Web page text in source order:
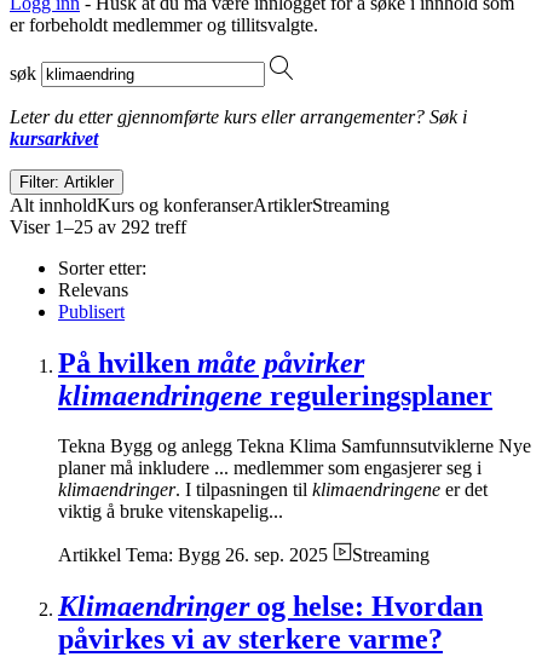
er forbeholdt medlemmer og tillitsvalgte.
søk
Leter du etter gjennomførte kurs eller arrangementer? Søk i
kursarkivet
Filter: Artikler
Alt innholdKurs og konferanserArtiklerStreaming
Viser 1–25 av 292 treff
Sorter etter:
Relevans
Publisert
På hvilken måte påvirker
klimaendringene reguleringsplaner
Tekna Bygg og anlegg Tekna Klima Samfunnsutviklerne Nye
planer må inkludere ... medlemmer som engasjerer seg i
klimaendringer. I tilpasningen til klimaendringene er det
viktig å bruke vitenskapelig...
Artikkel Tema: Bygg 26. sep. 2025 Streaming
Klimaendringerog helse: Hvordan
påvirkes vi av sterkere varme?